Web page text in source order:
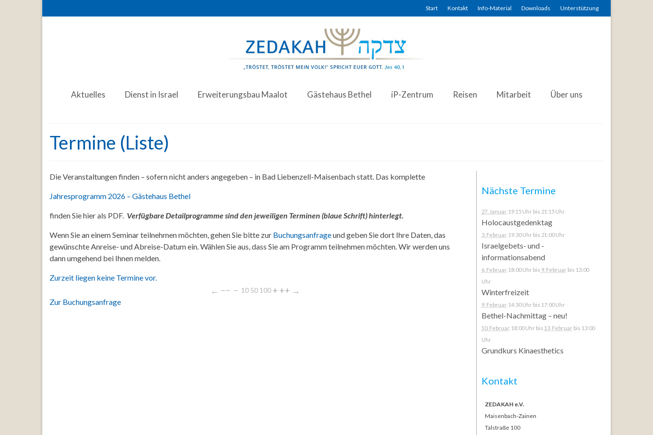
Start Kontakt Info-Material Downloads Unterstützung
Aktuelles Dienst in Israel Erweiterungsbau Maalot Gästehaus Bethel iP-Zentrum Reisen Mitarbeit Über uns
Termine (Liste)
Die Veranstaltungen finden – sofern nicht anders angegeben – in Bad Liebenzell-Maisenbach statt. Das komplette
Jahresprogramm 2026 – Gästehaus Bethel
finden Sie hier als PDF. Verfügbare Detailprogramme sind den jeweiligen Terminen (blaue Schrift) hinterlegt.
Wenn Sie an einem Seminar teilnehmen möchten, gehen Sie bitte zur Buchungsanfrageund geben Sie dort Ihre Daten, das
gewünschte Anreise- und Abreise-Datum ein. Wählen Sie aus, dass Sie am Programm teilnehmen möchten. Wir werden uns
dann umgehend bei Ihnen melden.
Zurzeit liegen keine Termine vor.
← −− − 10 50 100 + ++ →
Zur Buchungsanfrage
Nächste Termine
27. Januar, 19:15 Uhr bis 21:15 Uhr
Holocaustgedenktag
3. Februar, 19:30 Uhr bis 21:00 Uhr
Israelgebets- und -
informationsabend
6. Februar, 18:00 Uhr bis 9. Februar bis 13:00
Uhr
Winterfreizeit
9. Februar, 14:30 Uhr bis 17:00 Uhr
Bethel-Nachmittag – neu!
10. Februar, 18:00 Uhr bis 13. Februar bis 13:00
Uhr
Grundkurs Kinaesthetics
Kontakt
ZEDAKAH e.V.
Maisenbach-Zainen
Talstraße 100